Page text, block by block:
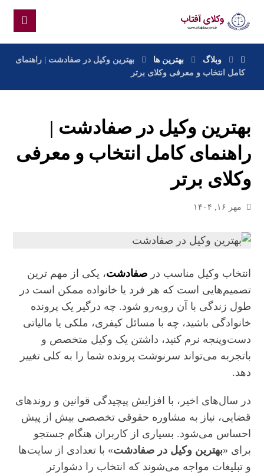
وبلاگ بهترین ها
بهترین وکیل در صفادشت | راهنمای
کامل انتخاب و معرفی وکلای برتر
بهترین وکیل در صفادشت |
راهنمای کامل انتخاب و معرفی
وکلای برتر
مهر ۱۶, ۱۴۰۴
انتخاب وکیل مناسب درصفادشت، یکی از مهم‌ ترین
تصمیم‌هایی است که هر فرد یا خانواده ممکن است در
طول زندگی با آن روبه‌رو شود. چه درگیر یک پرونده
خانوادگی باشید، چه با مسائل کیفری، ملکی یا مالیاتی
دست‌وپنجه نرم کنید، داشتن یک وکیل متخصص و
باتجربه می‌تواند سرنوشت پرونده شما را به کلی تغییر
دهد.
در سال‌های اخیر، با افزایش پیچیدگی قوانین و روندهای
قضایی، نیاز به مشاوره حقوقی تخصصی بیش از پیش
احساس می‌شود. بسیاری از کاربران هنگام جستجو
برای «بهترین وکیل در صفادشت» با تعدادی از سایت‌ها
و تبلیغات مواجه می‌شوند که انتخاب را دشوارتر